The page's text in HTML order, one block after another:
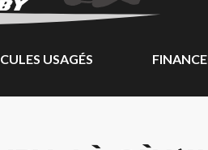
USAGÉS